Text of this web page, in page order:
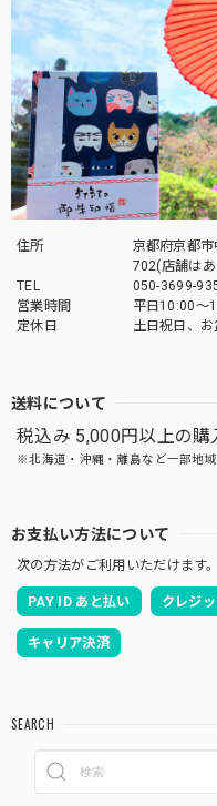
住所
京都府京都
702(店舗は
TEL
050-3699-
営業時間
平日10:00～
定休日
土日祝日、
送料について
税込み 5,000円以上の購
※北海道・沖縄・離島など一部地域
お支払い方法について
次の方法がご利用いただけます。
PAY ID あと払い クレジ
キャリア決済
SEARCH